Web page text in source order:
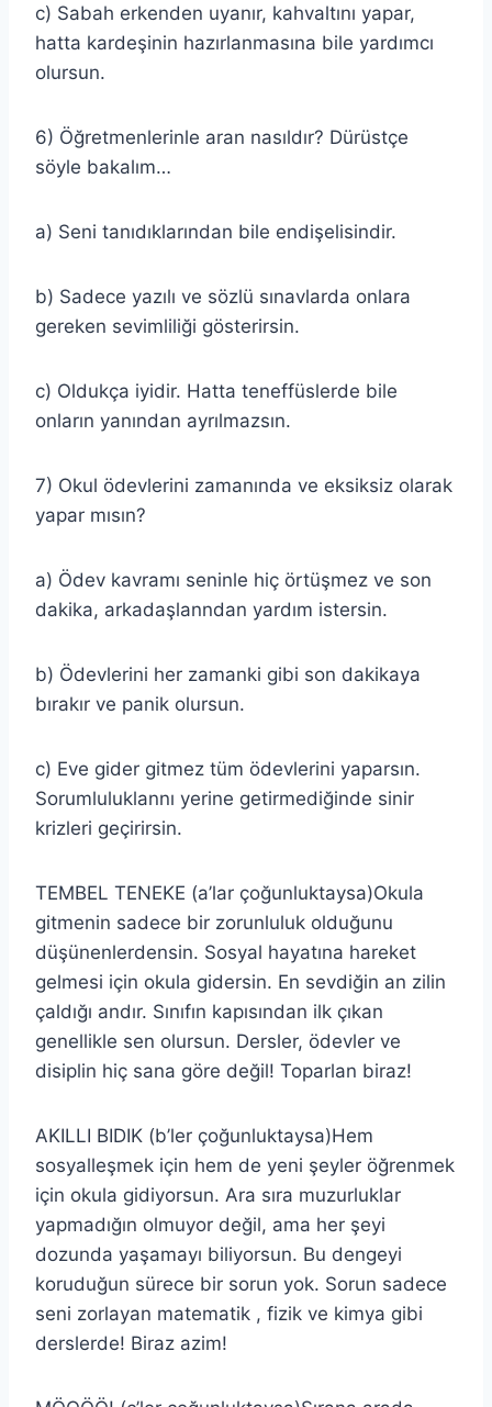
c) Sabah erkenden uyanır, kahvaltını yapar,
hatta kardeşinin hazırlanmasına bile yardımcı
olursun.
6) Öğretmenlerinle aran nasıldır? Dürüstçe
söyle bakalım…
a) Seni tanıdıklarından bile endişelisindir.
b) Sadece yazılı ve sözlü sınavlarda onlara
gereken sevimliliği gösterirsin.
c) Oldukça iyidir. Hatta teneffüslerde bile
onların yanından ayrılmazsın.
7) Okul ödevlerini zamanında ve eksiksiz olarak
yapar mısın?
a) Ödev kavramı seninle hiç örtüşmez ve son
dakika, arkadaşlanndan yardım istersin.
b) Ödevlerini her zamanki gibi son dakikaya
bırakır ve panik olursun.
c) Eve gider gitmez tüm ödevlerini yaparsın.
Sorumluluklannı yerine getirmediğinde sinir
krizleri geçirirsin.
TEMBEL TENEKE (a’lar çoğunluktaysa)Okula
gitmenin sadece bir zorunluluk olduğunu
düşünenlerdensin. Sosyal hayatına hareket
gelmesi için okula gidersin. En sevdiğin an zilin
çaldığı andır. Sınıfın kapısından ilk çıkan
genellikle sen olursun. Dersler, ödevler ve
disiplin hiç sana göre değil! Toparlan biraz!
AKILLI BIDIK (b’ler çoğunluktaysa)Hem
sosyalleşmek için hem de yeni şeyler öğrenmek
için okula gidiyorsun. Ara sıra muzurluklar
yapmadığın olmuyor değil, ama her şeyi
dozunda yaşamayı biliyorsun. Bu dengeyi
koruduğun sürece bir sorun yok. Sorun sadece
seni zorlayan matematik , fizik ve kimya gibi
derslerde! Biraz azim!